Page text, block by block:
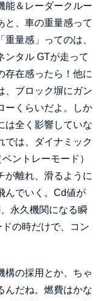
能＆レーダークルー
と、車の重量感って
量感」ってのは、
ンタル GTが走って
存在感ったら！他に
、ブロック塀にガン
ーくらいだよ。しか
は全く影響していな
では、ダイナミック
ントレーモード）
が離れ、滑るように
んでいく。Cd値が
永久機関になる瞬
の時だけで、コン
構の採用とか、ちゃ
んだね。燃費はかな